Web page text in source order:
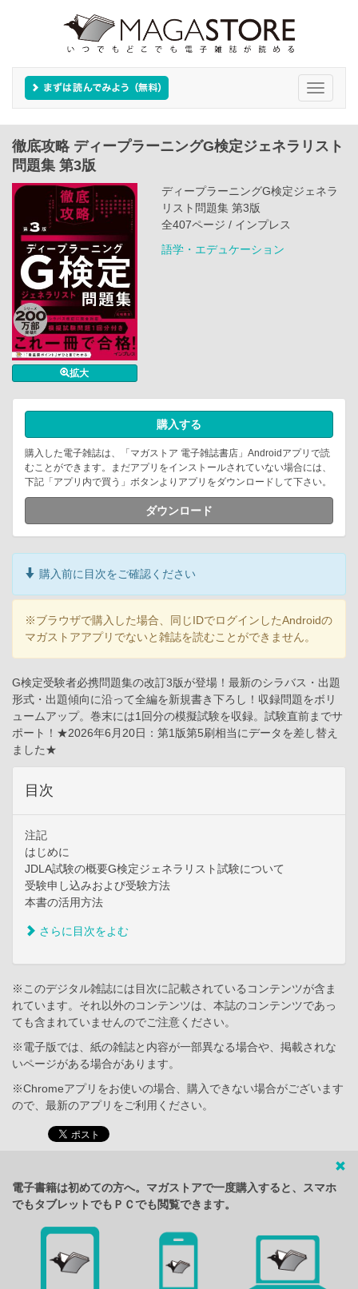
Toggle
徹底攻略 ディープラーニングG検定ジェネラリスト
問題集 第3版
拡大
ディープラーニングG検定ジェネラ
リスト問題集 第3版
全407ページ / インプレス
語学・エデュケーション
購入する
購入した電子雑誌は、「マガストア 電子雑誌書店」Androidアプリで読
むことができます。まだアプリをインストールされていない場合には、
下記「アプリ内で買う」ボタンよりアプリをダウンロードして下さい。
ダウンロード
購入前に目次をご確認ください
※ブラウザで購入した場合、同じIDでログインしたAndroidの
マガストアアプリでないと雑誌を読むことができません。
G検定受験者必携問題集の改訂3版が登場！最新のシラバス・出題
形式・出題傾向に沿って全編を新規書き下ろし！収録問題をボリ
ュームアップ。巻末には1回分の模擬試験を収録。試験直前までサ
ポート！★2026年6月20日：第1版第5刷相当にデータを差し替え
ました★
目次
注記
はじめに
JDLA試験の概要G検定ジェネラリスト試験について
受験申し込みおよび受験方法
本書の活用方法
さらに目次をよむ
※このデジタル雑誌には目次に記載されているコンテンツが含ま
れています。それ以外のコンテンツは、本誌のコンテンツであっ
ても含まれていませんのでご注意ください。
※電子版では、紙の雑誌と内容が一部異なる場合や、掲載されな
いページがある場合があります。
※Chromeアプリをお使いの場合、購入できない場合がございます
ので、最新のアプリをご利用ください。
電子書籍は初めての方へ。マガストアで一度購入すると、スマホ
でもタブレットでもＰＣでも閲覧できます。